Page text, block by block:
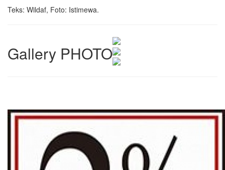
Teks: Wildaf, Foto: Istimewa.
Gallery PHOTO